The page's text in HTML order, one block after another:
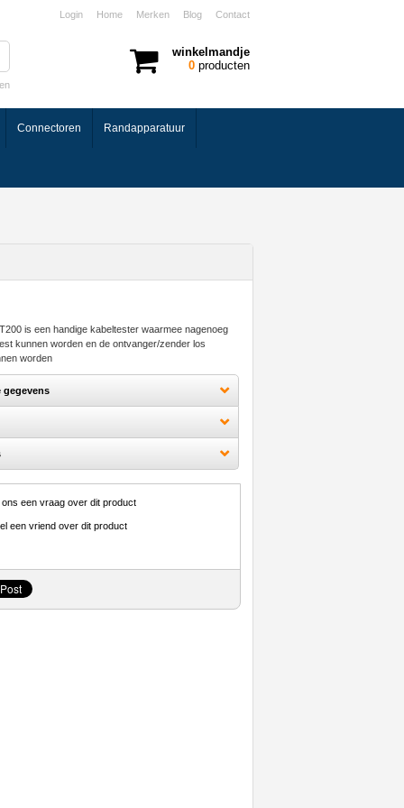
Login Home Merken Blog Contact
winkelmandje
0producten
Connectoren Randapparatuur
is een handige kabeltester waarmee nagenoeg
kunnen worden en de ontvanger/zender los
worden
gegevens
een vriend over dit product
ons een vraag over dit product